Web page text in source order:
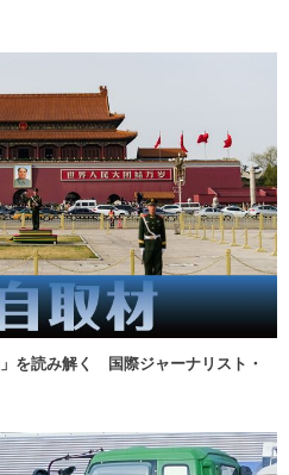
を読み解く 国際ジャーナリスト・